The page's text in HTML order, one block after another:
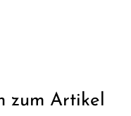
zum Artikel